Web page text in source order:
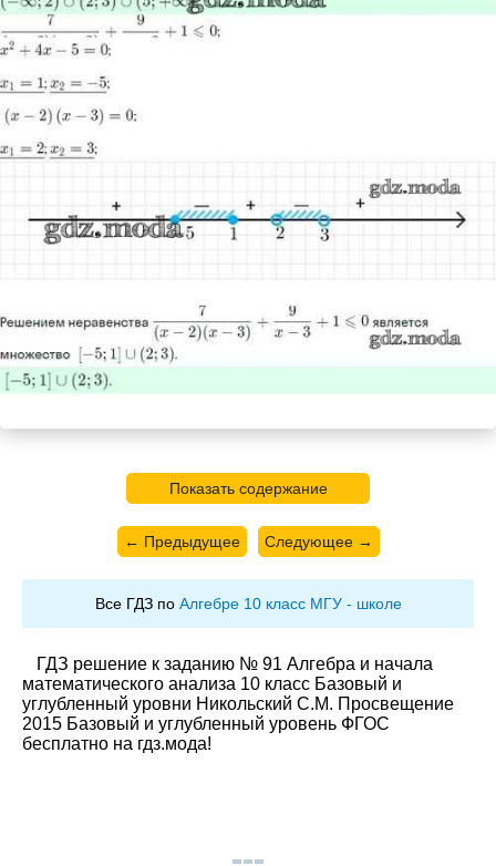
Показать содержание
← Предыдущее Следующее →
Все ГДЗ по Алгебре 10 класс МГУ - школе
ГДЗ решение к заданию № 91 Алгебра и начала
математического анализа 10 класс Базовый и
углубленный уровни Никольский С.М. Просвещение
2015 Базовый и углубленный уровень ФГОС
бесплатно на гдз.мода!